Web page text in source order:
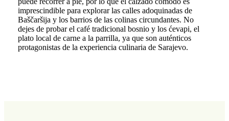
imprescindible para explorar las calles adoquinadas de
Baščaršija y los barrios de las colinas circundantes. No
dejes de probar el café tradicional bosnio y los ćevapi, el
plato local de carne a la parrilla, ya que son auténticos
protagonistas de la experiencia culinaria de Sarajevo.